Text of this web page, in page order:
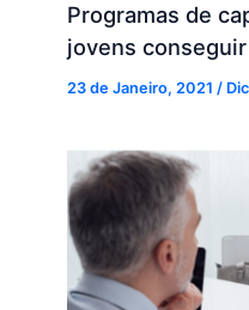
Programas de
jovens
23 de Janeiro, 2021/